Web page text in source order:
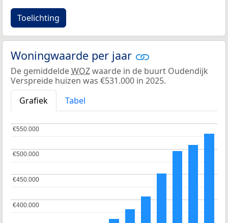
Toelichting
Woningwaarde per jaar
De gemiddeldeWOZwaarde in de buurt Oudendijk
Verspreide huizen was €531.000 in 2025.
Grafiek
Tabel
€400.000
€400.000
€450.000
€450.000
€500.000
€500.000
€550.000
€550.000